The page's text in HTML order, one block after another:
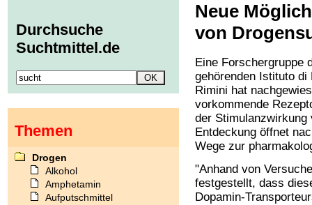
Neue
von
Eine Forschergruppe
gehörenden Istituto di
Rimini hat
vorkommende
der
Entdeckung öffnet
Wege zur
"Anhand von
festgestellt, dass
Dopamin-
Durchsuche
Suchtmittel.de
Themen
Drogen
Alkohol
Amphetamin
Aufputschmittel